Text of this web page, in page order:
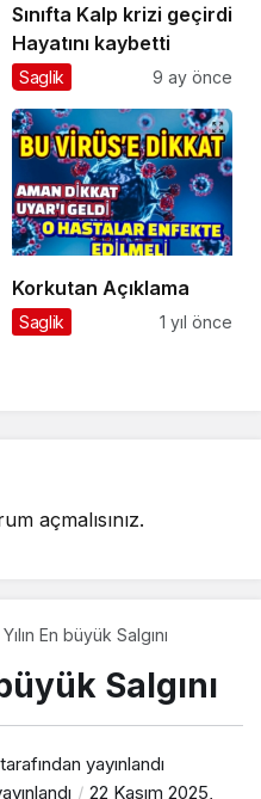
Sınıfta Kalp krizi geçirdi
Hayatını kaybetti
Saglik 9 ay önce
Korkutan Açıklama
Saglik 1 yıl önce
açmalısınız.
En büyük Salgını
Salgını
tarafından yayınlandı
22 Kasım 2025,